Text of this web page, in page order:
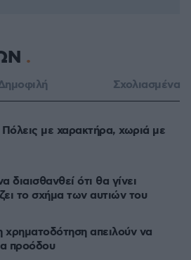
Σχολιασμένα
με χαρακτήρα, χωριά με
ότι θα γίνει
το σχήμα των αυτιών του
χρηματοδότηση απειλούν να
προόδου